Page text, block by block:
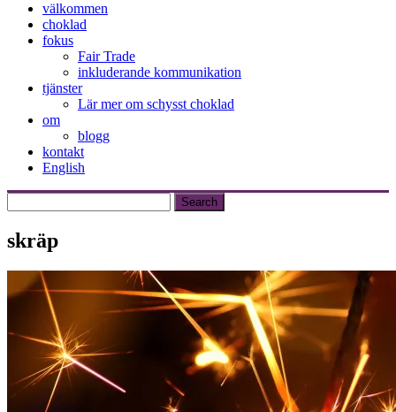
välkommen
choklad
fokus
Fair Trade
inkluderande kommunikation
tjänster
Lär mer om schysst choklad
om
blogg
kontakt
English
skräp